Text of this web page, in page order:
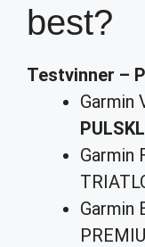
best?
Testvinner –
Garmin
Garmin
Garmin